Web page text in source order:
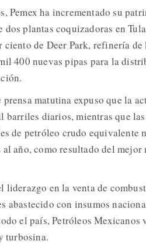
Pemex ha incrementado su
dos plantas coquizadoras en
ciento de Deer Park, refinería
400 nuevas pipas para la
prensa matutina expuso que la
barriles diarios, mientras que
de petróleo crudo equivalente
año, como resultado del
liderazgo en la venta de
abastecido con insumos
el país, Petróleos
turbosina.